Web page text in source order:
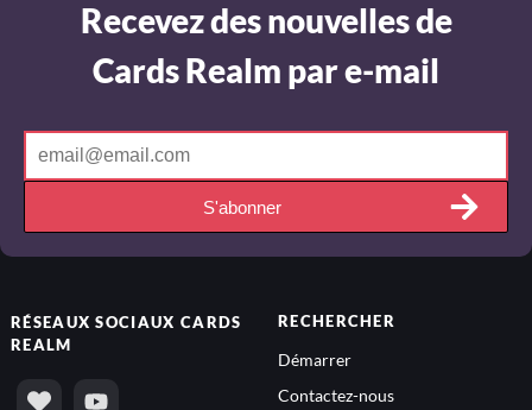
Recevez des nouvelles de
Cards Realm par e-mail
S'abonner
RÉSEAUX SOCIAUX CARDS
REALM
RECHERCHER
Démarrer
Contactez-nous